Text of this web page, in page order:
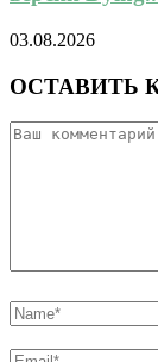
03.08.2026
ОСТАВИТЬ